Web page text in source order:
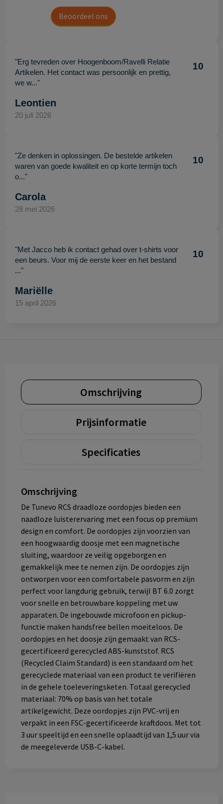
Beoordeel ons
"Erg tevreden over Hoogenboom/Ravelli Relatie
Artikelen. Het contact was persoonlijk en prettig,
we w..."
10
Leontien
20 juli 2026
"Ze denken in oplossingen. De bestelde artikelen
waren van goede kwaliteit en op korte termijn toch
o..."
10
Carola
28 mei 2026
"Met Jacco heb ik contact gehad over t-shirts voor
een beurs. Voor mij de eerste keer en het bestand
..."
10
Mariëlle
15 april 2026
Omschrijving
Prijsinformatie
Specificaties
Omschrijving
De Tunevo RCS draadloze oordopjes bieden een
naadloze luisterervaring met een focus op premium
design en comfort. De oordopjes zijn voorzien van
een hoogwaardig doosje met een magnetische
sluiting, waardoor ze veilig opgeborgen en
gemakkelijk mee te nemen zijn. De oordopjes zijn
ontworpen voor een comfortabele pasvorm en zijn
perfect voor langdurig gebruik, terwijl BT 6.0 zorgt
voor snelle en betrouwbare koppeling met uw
apparaten. De ingebouwde microfoon en pickup-
functie maken handsfree bellen moeiteloos. De
oordopjes en het doosje zijn gemaakt van RCS-
gecertificeerd gerecycled ABS-kunststof. RCS
(Recycled Claim Standard) is een standaard om het
gerecyclede materiaal van een product te verifiëren
in de gehele toeleveringsketen. Totaal gerecycled
materiaal: 70% op basis van het totale
artikelgewicht. Deze oordopjes zijn PVC-vrij en
verpakt in een FSC-gecertificeerde kraftdoos. Met tot
3 uur speeltijd en een snelle oplaadtijd van 1,5 uur via
de meegeleverde USB-C-kabel.